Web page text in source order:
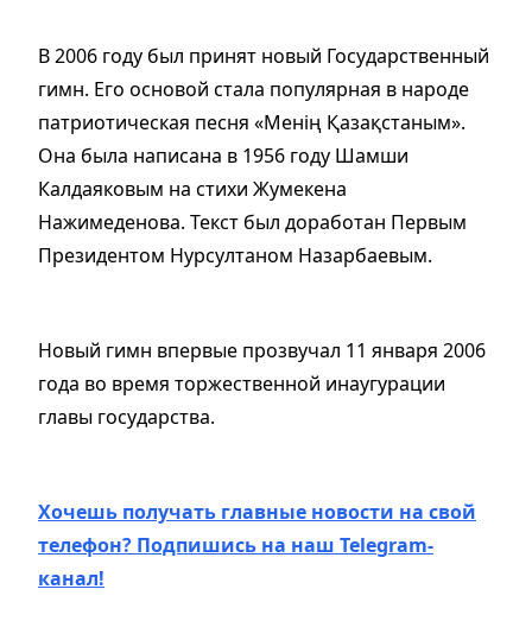
В 2006 году был принят новый Государственный
гимн. Его основой стала популярная в народе
патриотическая песня «Менiң Қазақстаным».
Она была написана в 1956 году Шамши
Калдаяковым на стихи Жумекена
Нажимеденова. Текст был доработан Первым
Президентом Нурсултаном Назарбаевым.
Новый гимн впервые прозвучал 11 января 2006
года во время торжественной инаугурации
главы государства.
Хочешь получать главные новости на свой
телефон? Подпишись на наш Telegram-
канал!